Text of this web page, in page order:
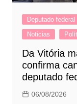
Deputado federal
Noticias
Da Vitória
confirma
deputado
06/08/2026